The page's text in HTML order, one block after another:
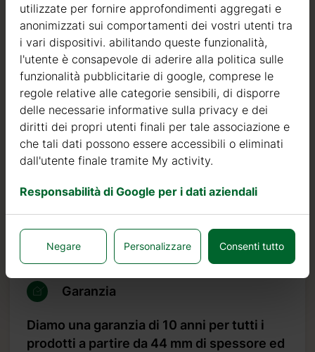
esclusivamente abete nordico a crescita lenta
proveniente da foreste certificate FSC nell’Europa del
Nord.
Il legno di abete nordico si distingue per le sue
caratteristiche ideali per la costruzione di case in legno. È
di colore molto chiaro, con pochi nodi ed è noto per la
sua resistenza al marciume, alla muffa ed agli insetti.
Oltre ad investire nel legname, continuiamo ad investire
in macchinari automatici per poter produrre prodotti di
resi o difetti è inferiore allo 0,5%, mentre lo standard del
settore è 10 volte più alto, pari al 5%.
Garanzia
Diamo una garanzia di 10 anni per tutti i
prodotti a partire da 44 mm di spessore ed
utilizzate per fornire approfondimenti aggregati e
anonimizzati sui comportamenti dei vostri utenti tra
i vari dispositivi. abilitando queste funzionalità,
l'utente è consapevole di aderire alla politica sulle
funzionalità pubblicitarie di google, comprese le
regole relative alle categorie sensibili, di disporre
delle necessarie informative sulla privacy e dei
diritti dei propri utenti finali per tale associazione e
che tali dati possono essere accessibili o eliminati
dall'utente finale tramite My activity.
Responsabilità di Google per i dati aziendali
Negare Personalizzare Consenti tutto